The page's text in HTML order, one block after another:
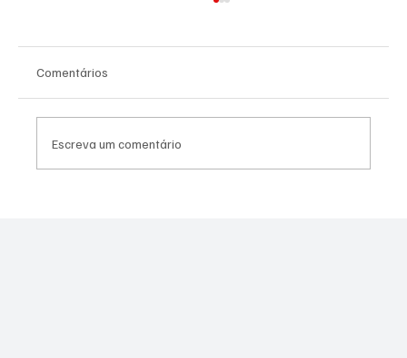
Comentários
Escreva um comentário